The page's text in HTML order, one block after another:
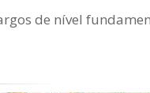
de nível